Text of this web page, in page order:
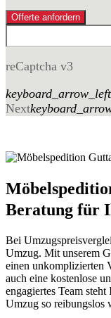
Offerte anfordern
reCaptcha v3
keyboard_arrow_left
Next
Beratung für
Bei
Umzug. Mit unserem
einen unkomplizierten
auch eine kostenlose
engagiertes Team
Umzug so reibungslos